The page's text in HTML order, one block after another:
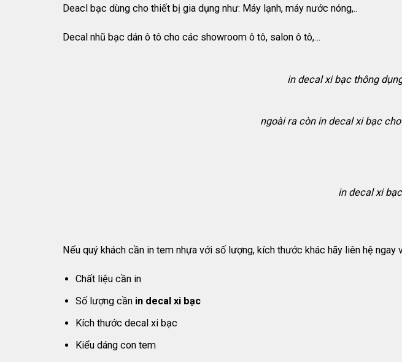
Deacl bạc dùng cho thiết bị gia dụng như: Máy lạnh, máy nước nóng,..
Decal nhũ bạc dán ô tô cho các showroom ô tô, salon ô tô,…
in decal xi bạc thông
ngoài ra còn in decal xi bạc
in decal xi
Nếu quý khách cần in tem nhựa với số lượng, kích thước khác hãy liên hệ
Chất liệu cần in
Số lượng cần in decal xi bạc
Kích thước decal xi bạc
Kiểu dáng con tem